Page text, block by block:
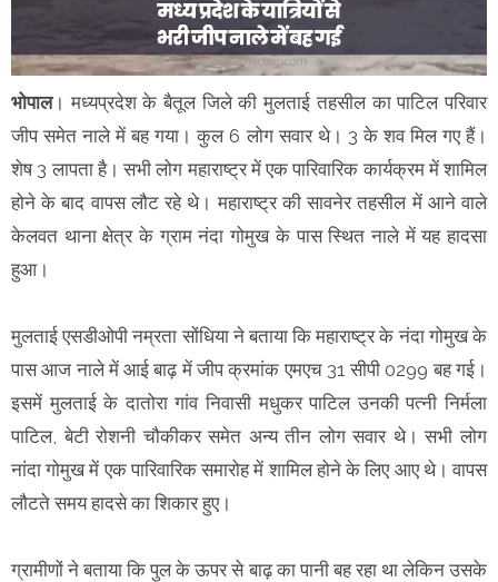
भोपाल। मध्यप्रदेश के बैतूल जिले की मुलताई तहसील का पाटिल परिवार
जीप समेत नाले में बह गया। कुल 6 लोग सवार थे। 3 के शव मिल गए हैं।
शेष 3 लापता है। सभी लोग महाराष्ट्र में एक पारिवारिक कार्यक्रम में शामिल
होने के बाद वापस लौट रहे थे। महाराष्ट्र की सावनेर तहसील में आने वाले
केलवत थाना क्षेत्र के ग्राम नंदा गोमुख के पास स्थित नाले में यह हादसा
हुआ।
मुलताई एसडीओपी नम्रता सोंधिया ने बताया कि महाराष्ट्र के नंदा गोमुख के
पास आज नाले में आई बाढ़ में जीप क्रमांक एमएच 31 सीपी 0299 बह गई।
इसमें मुलताई के दातोरा गांव निवासी मधुकर पाटिल उनकी पत्नी निर्मला
पाटिल, बेटी रोशनी चौकीकर समेत अन्य तीन लोग सवार थे। सभी लोग
नांदा गोमुख में एक पारिवारिक समारोह में शामिल होने के लिए आए थे। वापस
लौटते समय हादसे का शिकार हुए।
ग्रामीणों ने बताया कि पुल के ऊपर से बाढ़ का पानी बह रहा था लेकिन उसके